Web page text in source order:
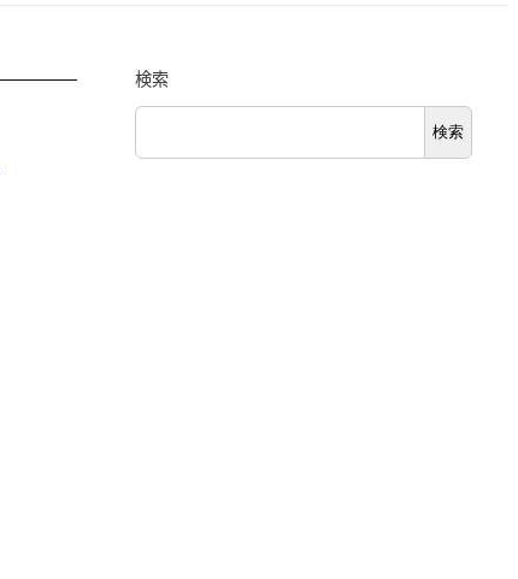
検索
検索